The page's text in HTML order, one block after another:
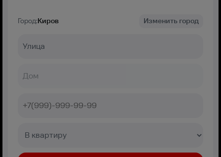
Город:Киров Изменить город